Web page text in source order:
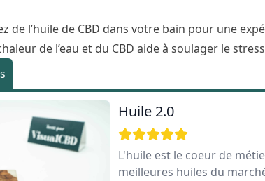
de l’huile de CBD dans votre bain pour une
de l’eau et du CBD aide à soulager le
Huile 2.0
L'huile est le coeur de
meilleures huiles du